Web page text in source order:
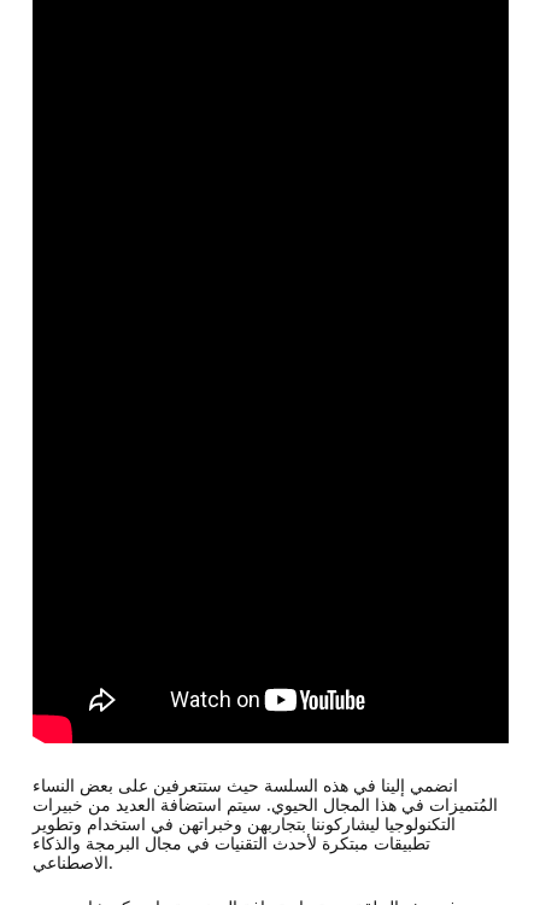
انضمي إلينا في هذه السلسة حيث ستتعرفين على بعض النساء
المُتميزات في هذا المجال الحيوي. سيتم استضافة العديد من خبيرات
التكنولوجيا ليشاركوننا بتجاربهن وخبراتهن في استخدام وتطوير
تطبيقات مبتكرة لأحدث التقنيات في مجال البرمجة والذكاء
الاصطناعي.